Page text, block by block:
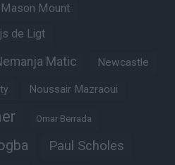
Mason Mount
de Ligt
Matic Newcastle
Noussair Mazraoui
Omar Berrada
Paul Scholes